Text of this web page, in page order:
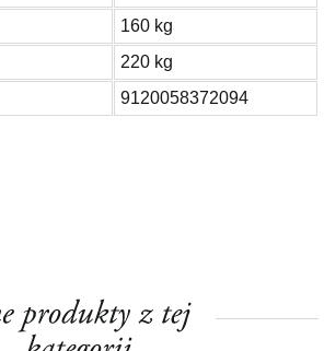
160 kg
220 kg
9120058372094